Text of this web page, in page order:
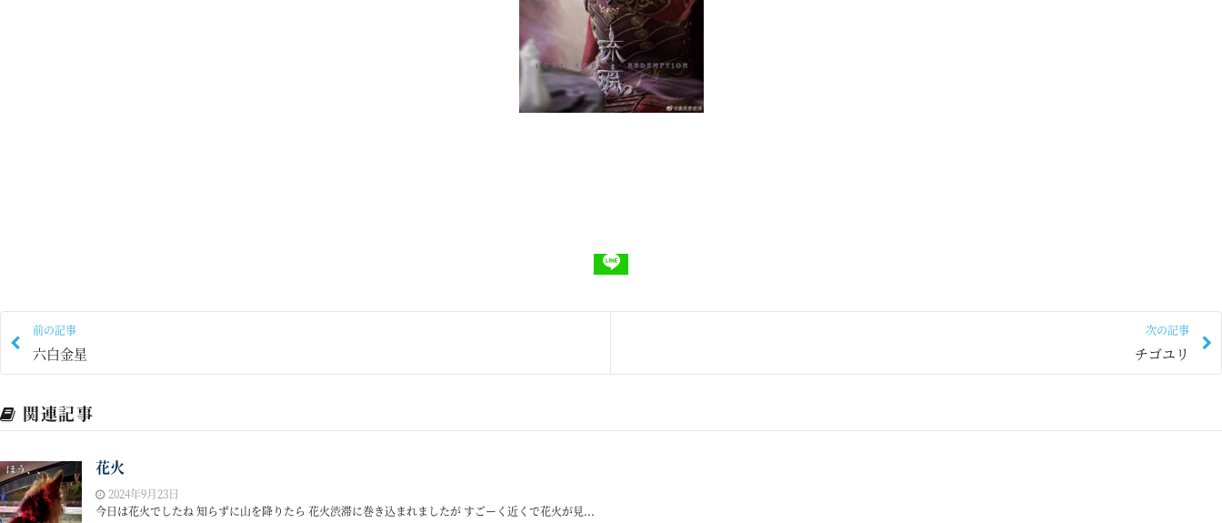
前の記事
六白金星
次の記事
チゴユリ
関連記事
花火
2024年9月23日
今日は花火でしたね 知らずに山を降りたら 花火渋滞に巻き込まれましたが すごーく近くで花火が見...